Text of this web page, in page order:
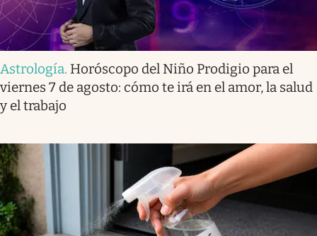
Astrología. Horóscopo del Niño Prodigio para el
viernes 7 de agosto: cómo te irá en el amor, la salud
y el trabajo